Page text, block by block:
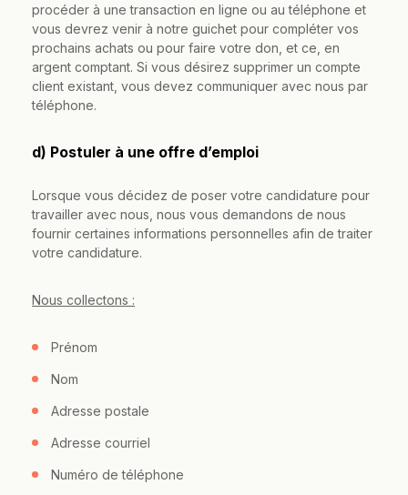
procéder à une transaction en ligne ou au téléphone et
vous devrez venir à notre guichet pour compléter vos
prochains achats ou pour faire votre don, et ce, en
argent comptant. Si vous désirez supprimer un compte
client existant, vous devez communiquer avec nous par
téléphone.
d) Postuler à une offre d’emploi
Lorsque vous décidez de poser votre candidature pour
travailler avec nous, nous vous demandons de nous
fournir certaines informations personnelles afin de traiter
votre candidature.
Nous collectons :
Prénom
Nom
Adresse postale
Adresse courriel
Numéro de téléphone